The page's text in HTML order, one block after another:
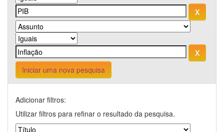
Iniciar uma nova pesquisa
Adicionar filtros:
Utilizar filtros para refinar o resultado da pesquisa.